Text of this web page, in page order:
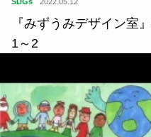
『みずうみデザイン室
1～2